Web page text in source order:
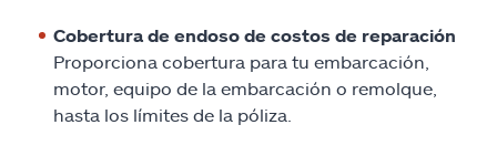
Cobertura de endoso de costos de reparación
Proporciona cobertura para tu embarcación,
motor, equipo de la embarcación o remolque,
hasta los límites de la póliza.